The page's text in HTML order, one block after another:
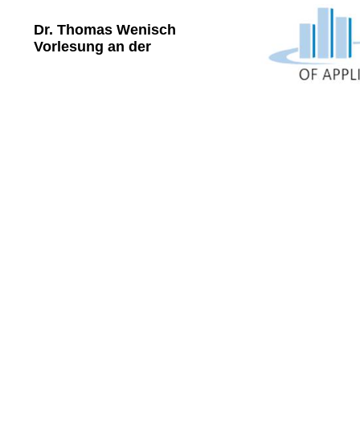
Dr. Thomas Wenisch
Vorlesung an der